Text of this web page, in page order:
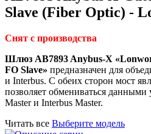
Slave (Fiber Optic) -
Снят с производства
Шлюз AB7893 Anybus-X
FO Slave» предназначен для
и Interbus. С обеих сторон мост
позволяет обмениваться данными
Master и Interbus Master.
Читать все Выберите модель